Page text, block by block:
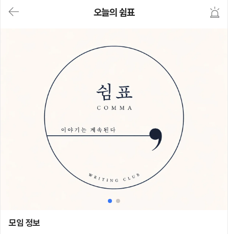
오늘의 쉼표
모임 정보